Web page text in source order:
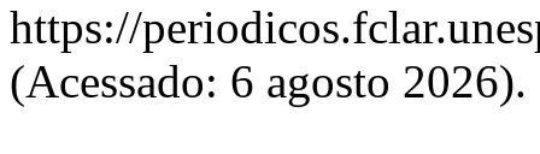
https://
(Acessado: 6 agosto 2026).